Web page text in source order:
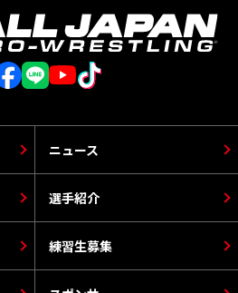
選手紹介
ニュース
練習生募集